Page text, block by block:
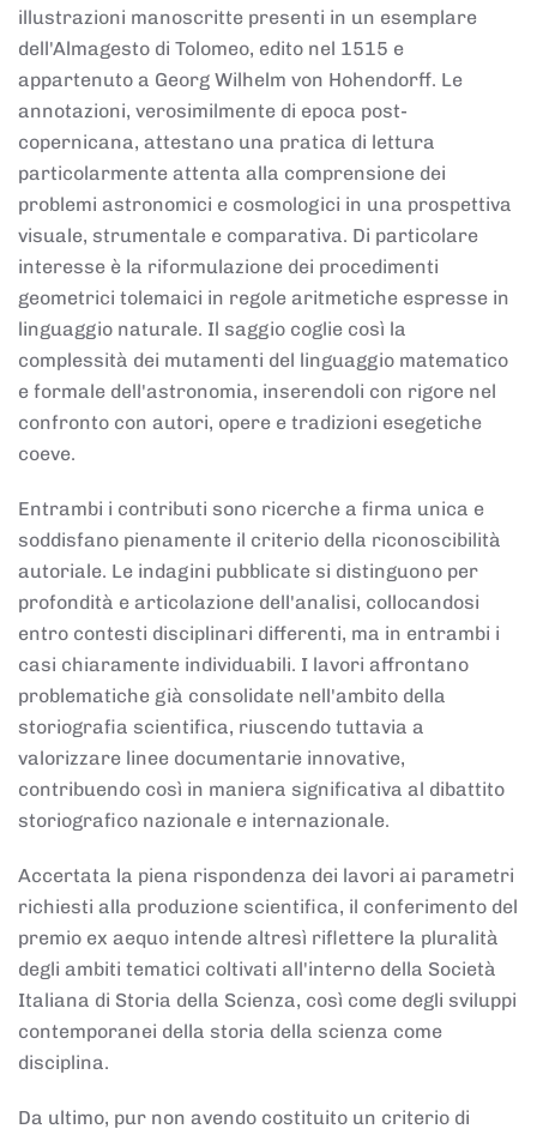
illustrazioni manoscritte presenti in un esemplare
dell'Almagesto di Tolomeo, edito nel 1515 e
appartenuto a Georg Wilhelm von Hohendorff. Le
annotazioni, verosimilmente di epoca post-
copernicana, attestano una pratica di lettura
particolarmente attenta alla comprensione dei
problemi astronomici e cosmologici in una prospettiva
visuale, strumentale e comparativa. Di particolare
interesse è la riformulazione dei procedimenti
geometrici tolemaici in regole aritmetiche espresse in
linguaggio naturale. Il saggio coglie così la
complessità dei mutamenti del linguaggio matematico
e formale dell'astronomia, inserendoli con rigore nel
confronto con autori, opere e tradizioni esegetiche
coeve.
Entrambi i contributi sono ricerche a firma unica e
soddisfano pienamente il criterio della riconoscibilità
autoriale. Le indagini pubblicate si distinguono per
profondità e articolazione dell'analisi, collocandosi
entro contesti disciplinari differenti, ma in entrambi i
casi chiaramente individuabili. I lavori affrontano
problematiche già consolidate nell'ambito della
storiografia scientifica, riuscendo tuttavia a
valorizzare linee documentarie innovative,
contribuendo così in maniera significativa al dibattito
storiografico nazionale e internazionale.
Accertata la piena rispondenza dei lavori ai parametri
richiesti alla produzione scientifica, il conferimento del
premio ex aequo intende altresì riflettere la pluralità
degli ambiti tematici coltivati all'interno della Società
Italiana di Storia della Scienza, così come degli sviluppi
contemporanei della storia della scienza come
disciplina.
Da ultimo, pur non avendo costituito un criterio di